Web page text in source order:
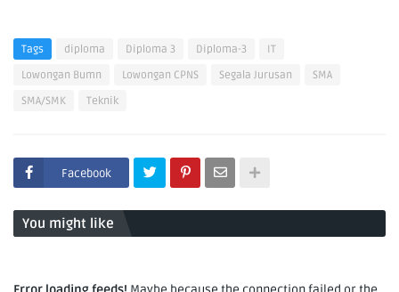
Tags diploma Diploma 3 Diploma-3
IT
Lowongan Bumn
Lowongan CPNS Segala Jurusan
SMA
SMA/SMK
Teknik
Facebook
You might like